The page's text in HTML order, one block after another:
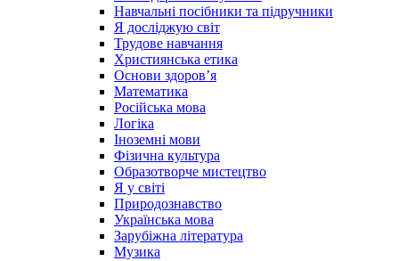
Навчальні посібники та підручники
Я досліджую світ
Трудове навчання
Християнська етика
Основи здоров’я
Математика
Російська мова
Логіка
Іноземні мови
Фізична культура
Образотворче мистецтво
Я у світі
Природознавство
Українська мова
Зарубіжна література
Музика